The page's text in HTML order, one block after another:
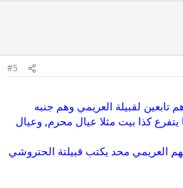
#5
تابعين لقبيلة العريمي وهم جنبه
كذا بيت مثلا عيال محرم, وعيال
العريمي محد يكتب قبيلتة الحتروشي